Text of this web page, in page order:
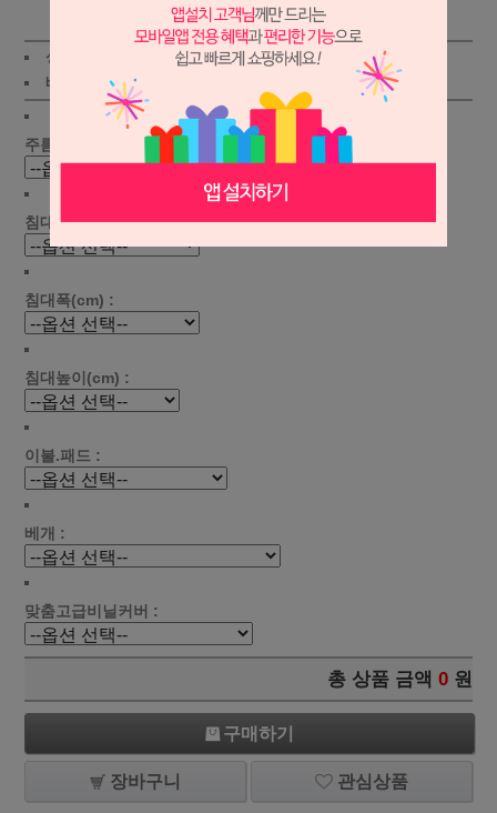
상세보기
상품가 : 48,500원적립금:450원
배송비 :
주름선택 :
침대길이(cm) :
침대폭(cm) :
침대높이(cm) :
이불.패드 :
베개 :
맞춤고급비닐커버 :
총 상품 금액 0 원
구매하기
장바구니 관심상품